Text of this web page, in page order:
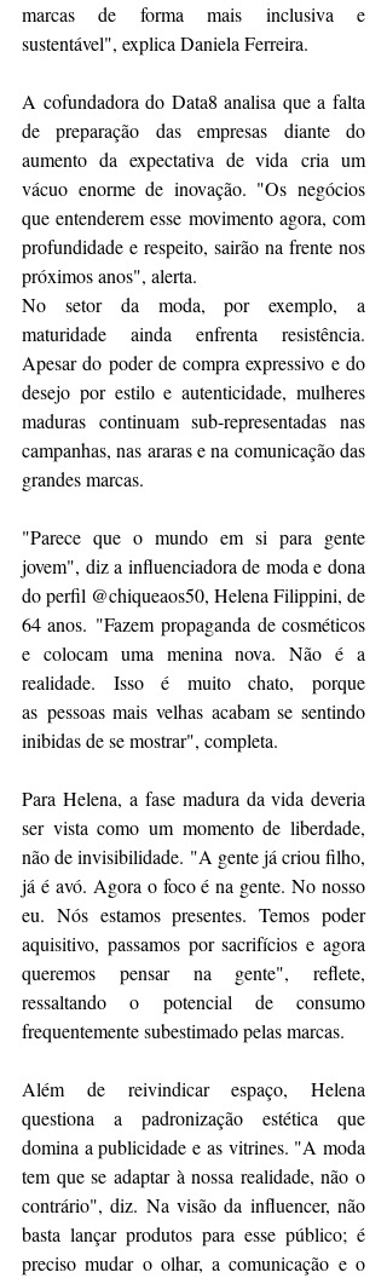
marcas de forma mais inclusiva e
sustentável", explica Daniela Ferreira.
A cofundadora do Data8 analisa que a falta
de preparação das empresas diante do
aumento da expectativa de vida cria um
vácuo enorme de inovação. "Os negócios
que entenderem esse movimento agora, com
profundidade e respeito, sairão na frente nos
próximos anos", alerta.
No setor da moda, por exemplo, a
maturidade ainda enfrenta resistência.
Apesar do poder de compra expressivo e do
desejo por estilo e autenticidade, mulheres
maduras continuam sub-representadas nas
campanhas, nas araras e na comunicação das
grandes marcas.
"Parece que o mundo em si para gente
jovem", diz a influenciadora de moda e dona
do perfil @chiqueaos50, Helena Filippini, de
64 anos. "Fazem propaganda de cosméticos
e colocam uma menina nova. Não é a
realidade. Isso é muito chato, porque
as pessoas mais velhas acabam se sentindo
inibidas de se mostrar", completa.
Para Helena, a fase madura da vida deveria
ser vista como um momento de liberdade,
não de invisibilidade. "A gente já criou filho,
já é avó. Agora o foco é na gente. No nosso
eu. Nós estamos presentes. Temos poder
aquisitivo, passamos por sacrifícios e agora
queremos pensar na gente", reflete,
ressaltando o potencial de consumo
frequentemente subestimado pelas marcas.
Além de reivindicar espaço, Helena
questiona a padronização estética que
domina a publicidade e as vitrines. "A moda
tem que se adaptar à nossa realidade, não o
contrário", diz. Na visão da influencer, não
basta lançar produtos para esse público; é
preciso mudar o olhar, a comunicação e o